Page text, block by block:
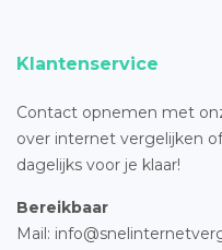
Klantenservice
Contact opnemen met
over internet vergelijken
dagelijks voor je klaar!
Bereikbaar
Mail: